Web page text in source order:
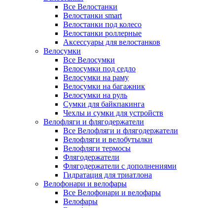
Все Велостанки
Велостанки smart
Велостанки под колесо
Велостанки роллерные
Аксессуары для велостанков
Велосумки
Все Велосумки
Велосумки под седло
Велосумки на раму
Велосумки на багажник
Велосумки на руль
Сумки для байкпакинга
Чехлы и сумки для устройств
Велофляги и флягодержатели
Все Велофляги и флягодержатели
Велофляги и велобутылки
Велофляги термосы
Флягодержатели
Флягодержатели с дополнениями
Гидратация для триатлона
Велофонари и велофары
Все Велофонари и велофары
Велофары